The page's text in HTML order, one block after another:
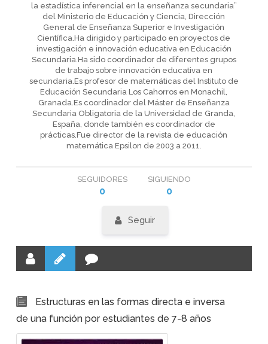
la estadística inferencial en la enseñanza secundaria”
del Ministerio de Educación y Ciencia, Dirección
General de Enseñanza Superior e Investigación
Científica.Ha dirigido y participado en proyectos de
investigación e innovación educativa en Educación
Secundaria.Ha sido coordinador de diferentes grupos
de trabajo sobre innovación educativa en
secundaria.Es profesor de matemáticas del Instituto de
Educación Secundaria Los Cahorros en Monachil,
Granada.Es coordinador del Máster de Enseñanza
Secundaria Obligatoria de la Universidad de Granda,
España, donde también es coordinador de
prácticas.Fue director de la revista de educación
matemática Epsilon de 2003 a 2011.
SEGUIDORES
0
SIGUIENDO
0
Seguir
Estructuras en las formas directa e inversa
de una función por estudiantes de 7-8 años